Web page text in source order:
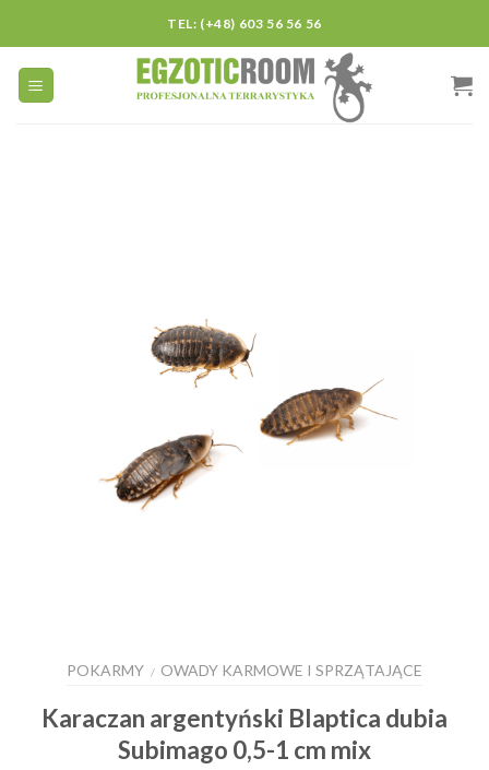
content
TEL: (+48) 603 56 56 56
POKARMY / OWADY KARMOWE I SPRZĄTAJĄCE
Karaczan argentyński Blaptica dubia
Subimago 0,5-1 cm mix